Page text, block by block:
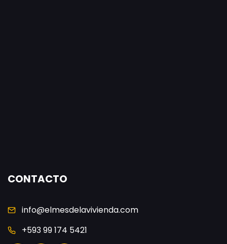
CONTACTO
info@elmesdelavivienda.com
+593 99 174 5421